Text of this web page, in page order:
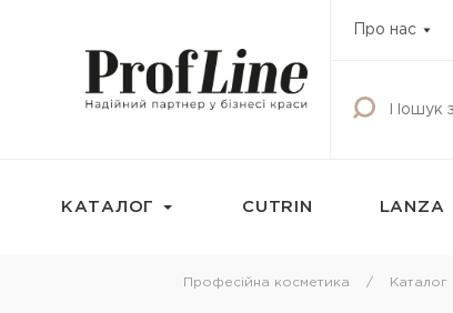
Про нас
КАТАЛОГ CUTRIN LANZA
Професійна косметика Каталог